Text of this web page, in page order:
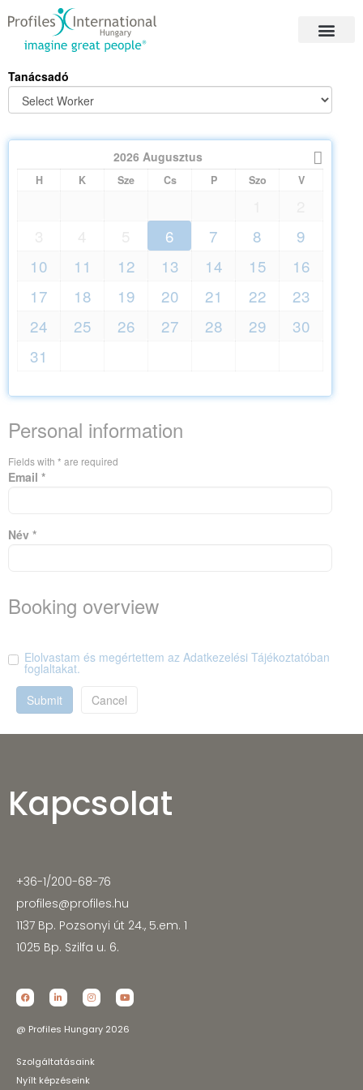
Tanácsadó
2026 Augusztus
H K Sze Cs P Szo V
6 7 8
9
10
11 12 13 14 15
16
17
18 19 20 21 22
23
24
25 26 27 28 29
30
31
Personal information
Fields with * are required
Email *
Név *
Booking overview
Elolvastam és megértettem az Adatkezelési Tájékoztatóban
foglaltakat.
Submit
Cancel
Kapcsolat
+36-1/200-68-76
profiles@profiles.hu
1137 Bp. Pozsonyi út 24., 5.em. 1
1025 Bp. Szilfa u. 6.
@ Profiles Hungary 2026
Szolgáltatásaink
Nyílt képzéseink